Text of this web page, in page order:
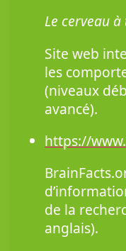
Le cerveau
Site web
les
(niveaux
avancé).
https://
de la
anglais).